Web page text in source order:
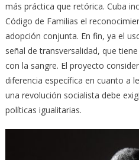
más práctica que retórica. Cuba
Código de Familias el
adopción conjunta. En fin, ya el
señal de transversalidad, que
con la sangre. El proyecto
diferencia específica en cuanto a
una revolución socialista debe
políticas igualitarias.